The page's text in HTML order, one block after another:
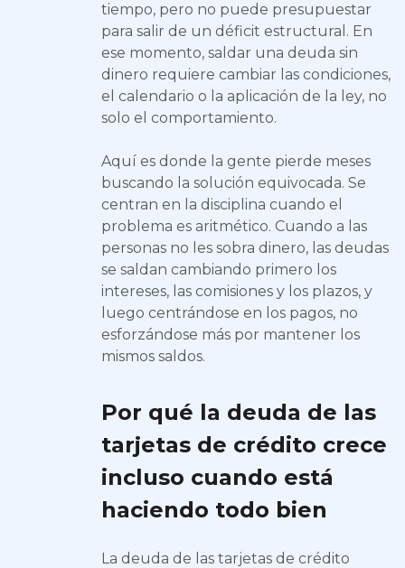
tiempo, pero no puede presupuestar
para salir de un déficit estructural. En
ese momento, saldar una deuda sin
dinero requiere cambiar las condiciones,
el calendario o la aplicación de la ley, no
solo el comportamiento.
Aquí es donde la gente pierde meses
buscando la solución equivocada. Se
centran en la disciplina cuando el
problema es aritmético. Cuando a las
personas no les sobra dinero, las deudas
se saldan cambiando primero los
intereses, las comisiones y los plazos, y
luego centrándose en los pagos, no
esforzándose más por mantener los
mismos saldos.
Por qué la deuda de las
tarjetas de crédito crece
incluso cuando está
haciendo todo bien
La deuda de las tarjetas de crédito